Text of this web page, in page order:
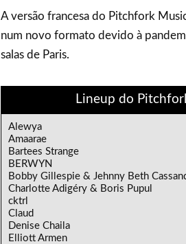
A versão francesa do Pitchfork
num novo formato devido à
salas de Paris.
Lineup do
Alewya
Amaarae
Bartees Strange
BERWYN
Bobby Gillespie & Jehnny Beth
Charlotte Adigéry & Boris Pupul
cktrl
Claud
Denise Chaila
Elliott Armen